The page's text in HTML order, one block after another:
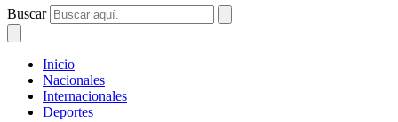
Buscar
Inicio
Nacionales
Internacionales
Deportes